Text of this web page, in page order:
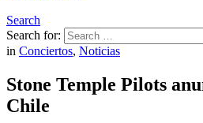
Search
Search for:
in Conciertos, Noticias
Stone Temple Pilots
Chile